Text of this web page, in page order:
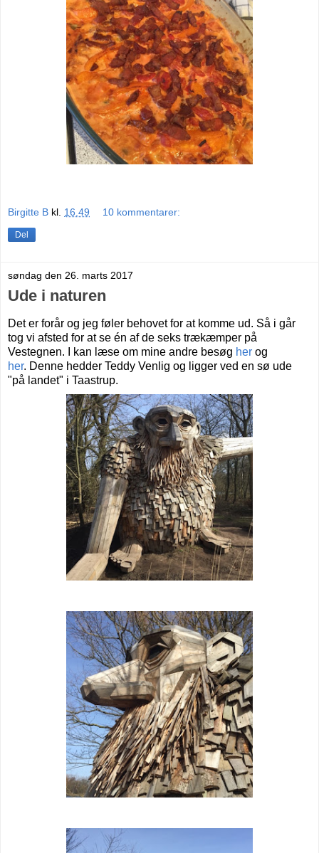
Birgitte B kl. 16.49 10 kommentarer:
Del
søndag den 26. marts 2017
Ude i naturen
Det er forår og jeg føler behovet for at komme ud. Så i går
tog vi afsted for at se én af de seks trækæmper på
Vestegnen. I kan læse om mine andre besøg her og
her. Denne hedder Teddy Venlig og ligger ved en sø ude
"på landet" i Taastrup.